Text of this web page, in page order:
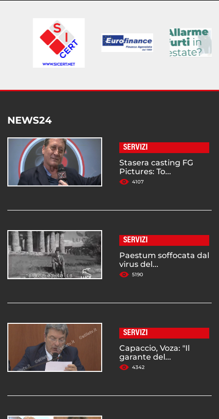
NEWS24
SERVIZI
Stasera casting FG
Pictures: To...
4107
SERVIZI
Paestum soffocata dal
virus del...
5190
SERVIZI
Capaccio, Voza: "Il
garante del...
4342